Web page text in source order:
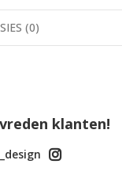
(0)
klanten!